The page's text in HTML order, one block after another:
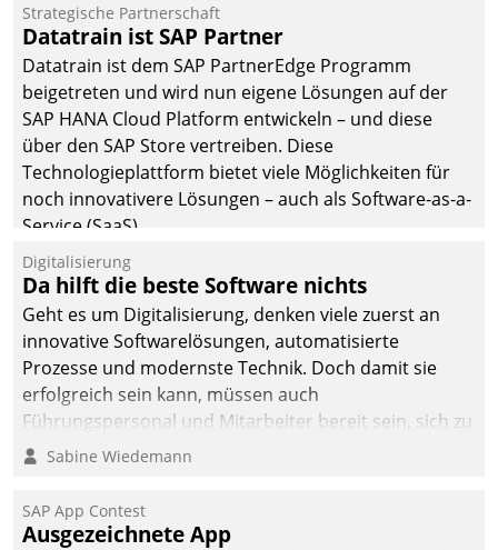
Strategische Partnerschaft
Datatrain ist SAP Partner
Datatrain ist dem SAP PartnerEdge Programm
beigetreten und wird nun eigene Lösungen auf der
SAP HANA Cloud Platform entwickeln – und diese
über den SAP Store vertreiben. Diese
Technologieplattform bietet viele Möglichkeiten für
noch innovativere Lösungen – auch als Software-as-a-
Service (SaaS).
Digitalisierung
Da hilft die beste Software nichts
Geht es um Digitalisierung, denken viele zuerst an
innovative Softwarelösungen, automatisierte
Prozesse und modernste Technik. Doch damit sie
erfolgreich sein kann, müssen auch
Führungspersonal und Mitarbeiter bereit sein, sich zu
verändern und anzupassen, sonst werden sie an ihr
Sabine Wiedemann
SAP App Contest
Ausgezeichnete App